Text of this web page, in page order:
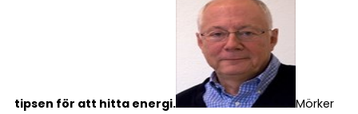
tipsen för att hitta energi.
Mörker